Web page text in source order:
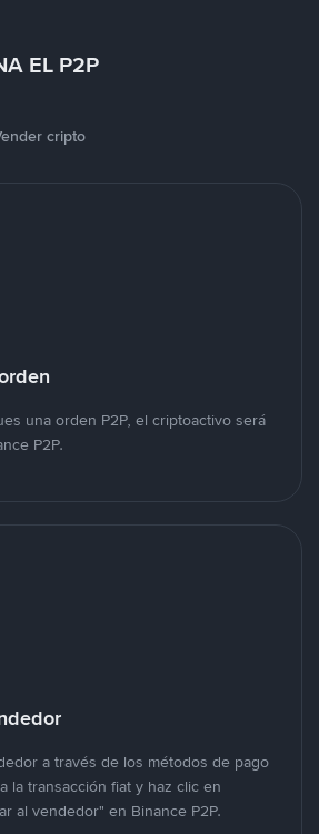
EL P2P
cripto
una orden P2P, el criptoactivo será
P2P.
a través de los métodos de pago
la transacción fiat y haz clic en
al vendedor" en Binance P2P.